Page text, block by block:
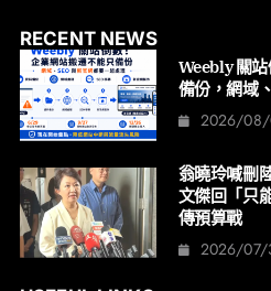
RECENT NEWS
Weebly 關
備份，網域
2026/
翁曉玲喊刪
文傑回「只
傳預算戰
2026/07/